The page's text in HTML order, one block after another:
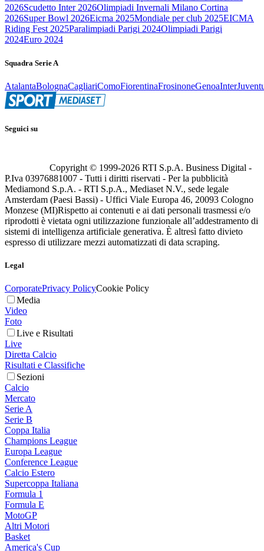
2026Scudetto Inter 2026Olimpiadi Invernali Milano Cortina
2026Super Bowl 2026Eicma 2025Mondiale per club 2025EICMA
Riding Fest 2025Paralimpiadi Parigi 2024Olimpiadi Parigi
2024Euro 2024
Squadra Serie A
AtalantaBolognaCagliariComoFiorentinaFrosinoneGenoaInter
Seguici su
Copyright © 1999-2026 RTI S.p.A. Business Digital -
P.Iva 03976881007 - Tutti i diritti riservati - Per la pubblicità
Mediamond S.p.A. - RTI S.p.A., Mediaset N.V., sede legale
Amsterdam (Paesi Bassi) - Uffici Viale Europa 46, 20093 Cologno
Monzese (MI)Rispetto ai contenuti e ai dati personali trasmessi e/o
riprodotti è vietata ogni utilizzazione funzionale all’addestramento di
sistemi di intelligenza artificiale generativa. È altresì fatto divieto
espresso di utilizzare mezzi automatizzati di data scraping.
Legal
CorporatePrivacy PolicyCookie Policy
Media
Video
Foto
Live e Risultati
Live
Diretta Calcio
Risultati e Classifiche
Sezioni
Calcio
Mercato
Serie A
Serie B
Coppa Italia
Champions League
Europa League
Conference League
Calcio Estero
Supercoppa Italiana
Formula 1
Formula E
MotoGP
Altri Motori
Basket
America's Cup